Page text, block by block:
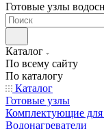
Готовые узлы
Каталог
По всему сайту
По каталогу
Каталог
Готовые узлы
Комплектующие для
Водонагреватели